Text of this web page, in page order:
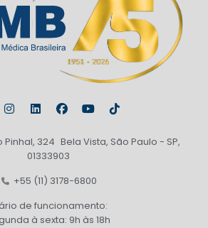
Pinhal, 324 Bela Vista, São Paulo - SP,
01333903
+55 (11) 3178-6800
de funcionamento:
à sexta: 9h às 18h